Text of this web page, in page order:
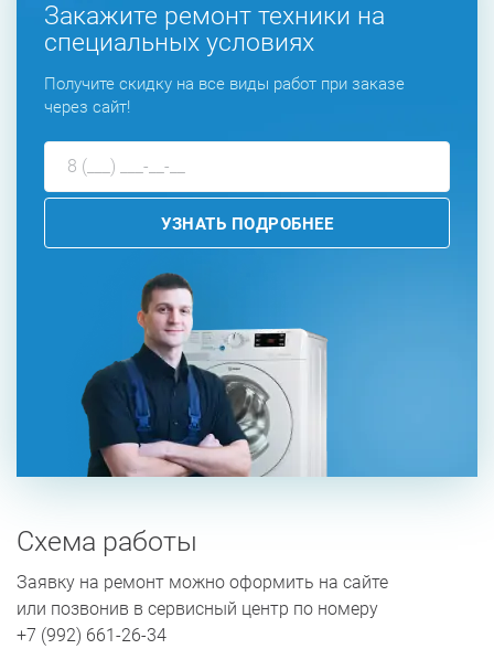
Закажите ремонт техники на
специальных условиях
Получите скидку на все виды работ при заказе
через сайт!
УЗНАТЬ ПОДРОБНЕЕ
Схема работы
Заявку на ремонт можно оформить на сайте
или позвонив в сервисный центр по номеру
+7 (992) 661-26-34